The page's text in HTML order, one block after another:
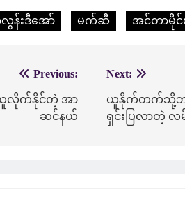
န်းဒီအော် မက်ဆီ အင်တာမိုင်
Previous:
ယူလိုက်နိုင်တဲ့ အာ
ဆင်နယ်
Next:
ယူနိုက်တက်သို့ဘာ
ရှင်းပြလာတဲ့ လ